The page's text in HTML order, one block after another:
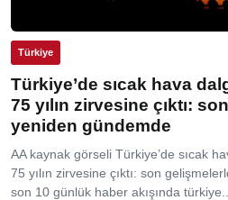
Türkiye
Türkiye’de sıcak hava
75 yılın zirvesine çıktı:
yeniden gündemde
AA kaynak görseli Türkiye’de sıcak
75 yılın zirvesine çıktı: son
son 10 günlük haber akışında türkiye...